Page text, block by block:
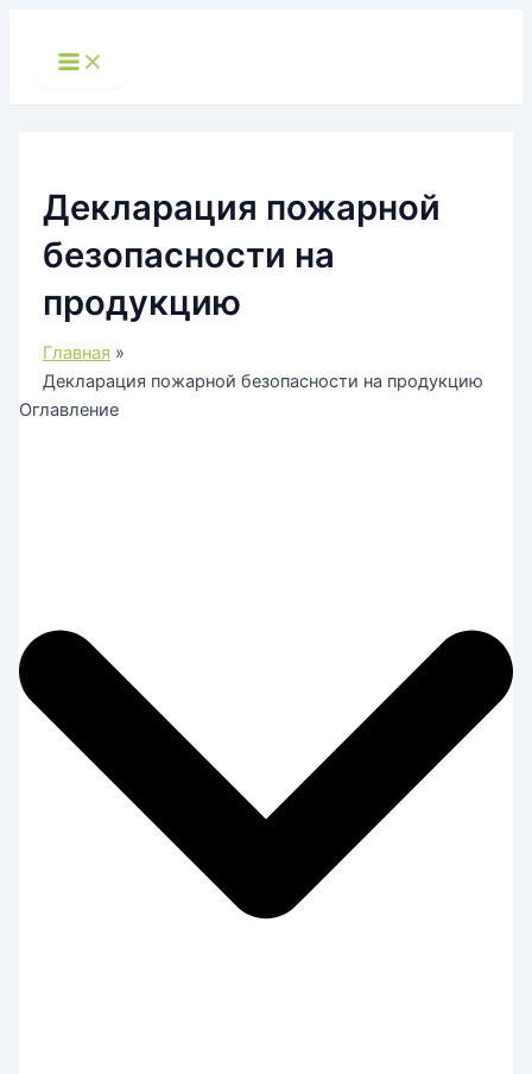
Main
Menu
Декларация пожарной
безопасности на
продукцию
Главная
Декларация пожарной безопасности на продукцию
Оглавление